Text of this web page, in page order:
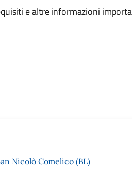
e altre informazioni
Nicolò Comelico (BL)